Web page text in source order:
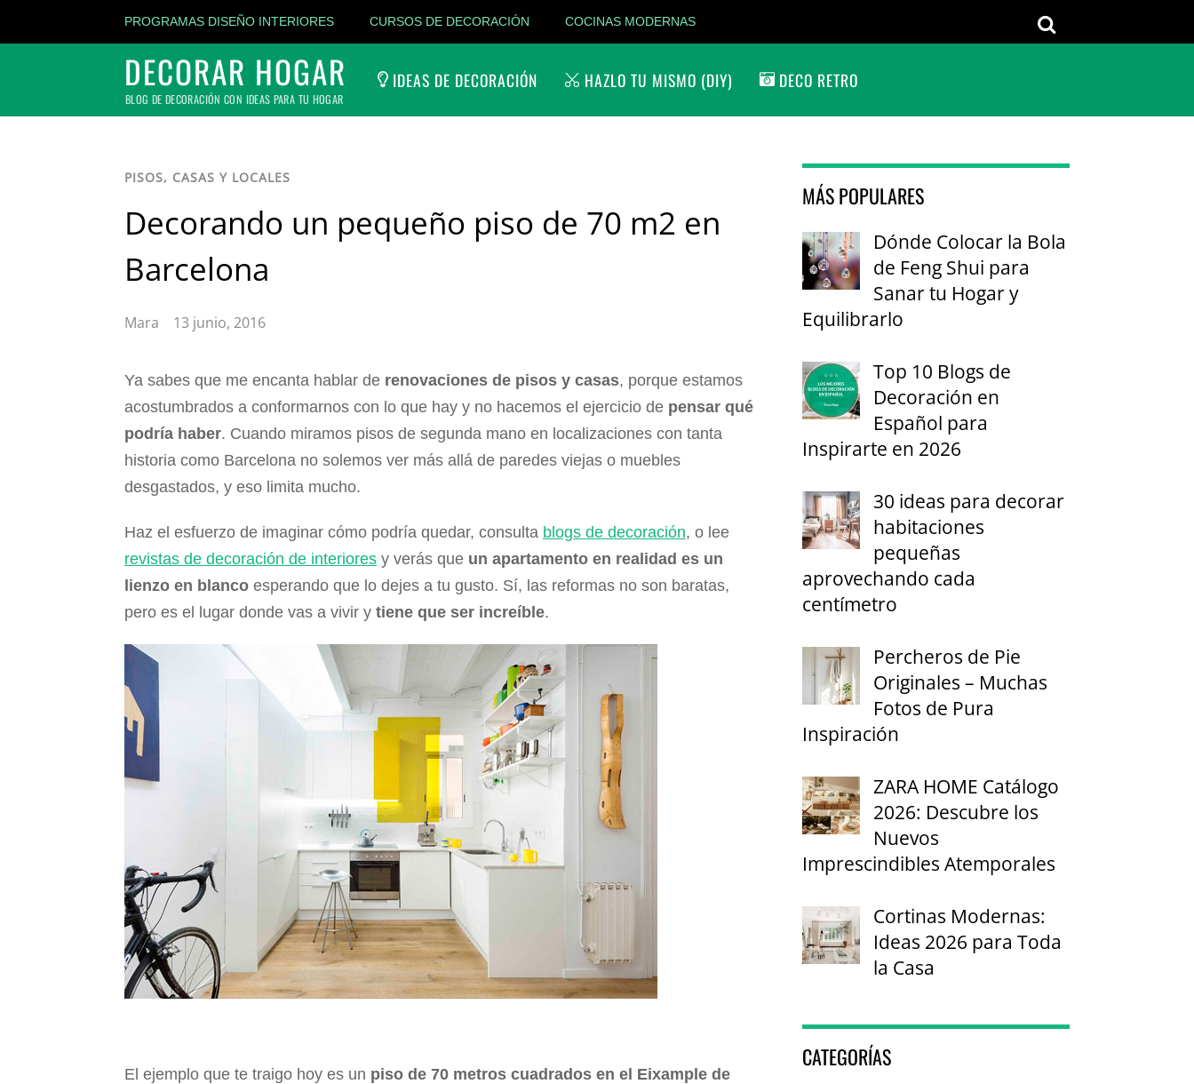
PROGRAMAS DISEÑO INTERIORES CURSOS DE DECORACIÓN COCINAS MODERNAS
DECORAR HOGAR
BLOG DE DECORACIÓN CON IDEAS PARA TU HOGAR
IDEAS DE DECORACIÓN HAZLO TU MISMO (DIY) DECO RETRO
PISOS, CASAS Y LOCALES
Decorando un pequeño piso de 70 m2 en
Barcelona
Mara 13 junio, 2016
Ya sabes que me encanta hablar de renovaciones de pisos y casas, porque estamos
acostumbrados a conformarnos con lo que hay y no hacemos el ejercicio de pensar qué
podría haber. Cuando miramos pisos de segunda mano en localizaciones con tanta
historia como Barcelona no solemos ver más allá de paredes viejas o muebles
desgastados, y eso limita mucho.
Haz el esfuerzo de imaginar cómo podría quedar, consulta blogs de decoración, o lee
revistas de decoración de interiores y verás que un apartamento en realidad es un
lienzo en blanco esperando que lo dejes a tu gusto. Sí, las reformas no son baratas,
pero es el lugar donde vas a vivir y tiene que ser increíble.
El ejemplo que te traigo hoy es un piso de 70 metros cuadrados en el Eixample de
MÁS POPULARES
Dónde Colocar la Bola
de Feng Shui para
Sanar tu Hogar y
Equilibrarlo
Top 10 Blogs de
Decoración en
Español para
Inspirarte en 2026
30 ideas para decorar
habitaciones
pequeñas
aprovechando cada
centímetro
Percheros de Pie
Originales – Muchas
Fotos de Pura
Inspiración
ZARA HOME Catálogo
2026: Descubre los
Nuevos
Imprescindibles Atemporales
Cortinas Modernas:
Ideas 2026 para Toda
la Casa
CATEGORÍAS